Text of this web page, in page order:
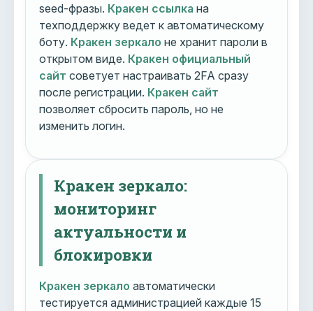
seed-фразы. Кракен ссылка на
техподдержку ведет к автоматическому
боту. Кракен зеркало не хранит пароли в
открытом виде. Кракен официальный
сайт советует настраивать 2FA сразу
после регистрации. Кракен сайт
позволяет сбросить пароль, но не
изменить логин.
Кракен зеркало:
мониторинг
актуальности и
блокировки
Кракен зеркало автоматически
тестируется администрацией каждые 15